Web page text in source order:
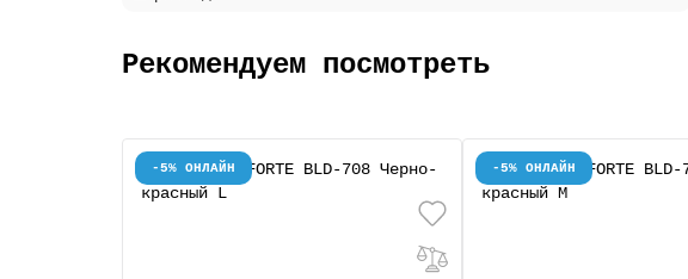
Рекомендуем посмотреть
-5% ОНЛАЙН -5% ОНЛАЙН